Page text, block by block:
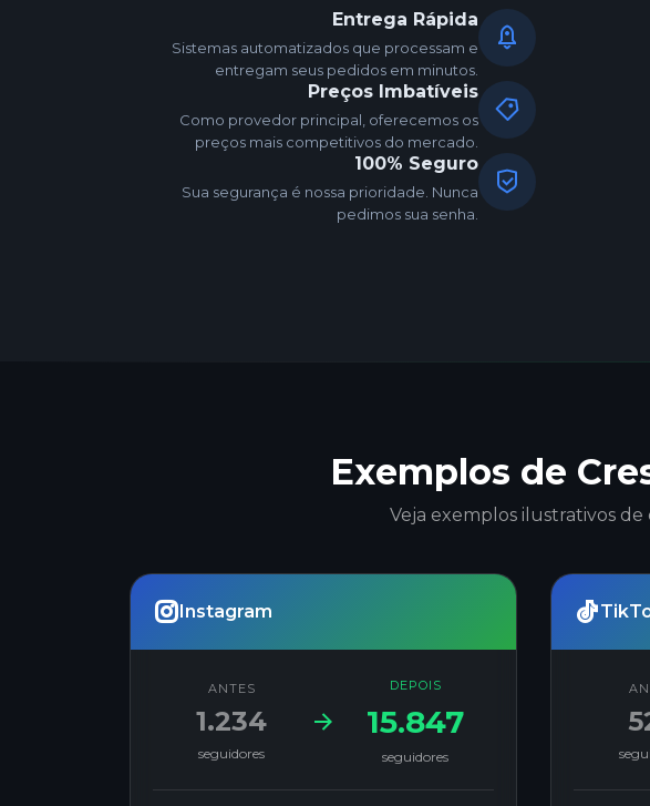
Entrega Rápida
Sistemas automatizados que processam e
entregam seus pedidos em minutos.
Preços Imbatíveis
Como provedor principal, oferecemos os
preços mais competitivos do mercado.
100% Seguro
Sua segurança é nossa prioridade. Nunca
pedimos sua senha.
Exemplos de
Veja exemplos ilustrativos
Instagram
ANTES
1.234
seguidores
DEPOIS
15.847
seguidores